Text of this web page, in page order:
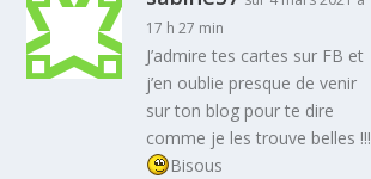
17 h 27 min
J’admire tes cartes sur FB et
j’en oublie presque de venir
sur ton blog pour te dire
comme je les trouve belles !!!
Bisous